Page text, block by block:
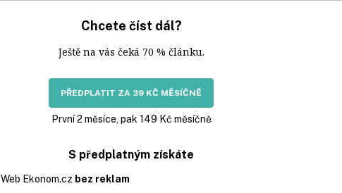
Chcete číst dál?
Ještě na vás čeká 70 % článku.
PŘEDPLATIT ZA 39 KČ MĚSÍČNĚ
První 2 měsíce, pak 149 Kč měsíčně
S předplatným získáte
Web Ekonom.cz bez reklam